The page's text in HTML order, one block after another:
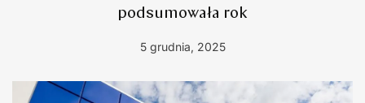
podsumowała rok
5 grudnia, 2025